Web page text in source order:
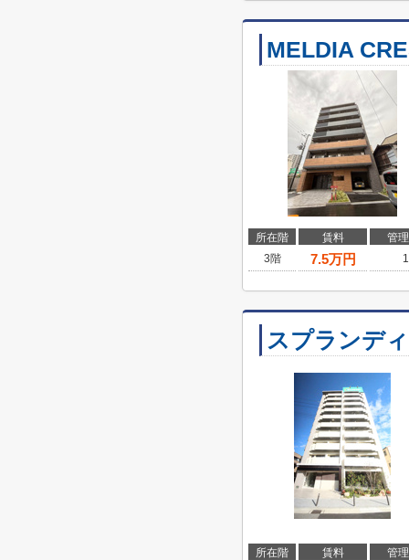
MELDIA
所在階 賃料
管
3階
7.5万円
スプランデ
所在階 賃料
管